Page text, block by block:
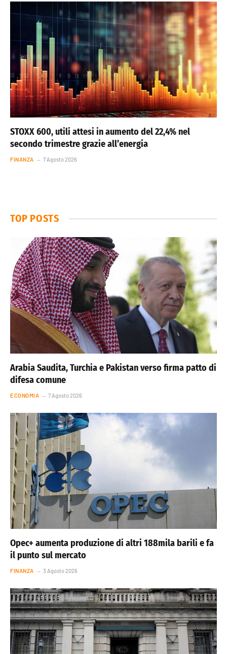
STOXX 600, utili attesi in aumento del 22,4% nel
secondo trimestre grazie all’energia
FINANZA 7 Agosto 2026
TOP POSTS
Arabia Saudita, Turchia e Pakistan verso firma patto di
difesa comune
ECONOMIA 7 Agosto 2026
Opec+ aumenta produzione di altri 188mila barili e fa
il punto sul mercato
FINANZA 3 Agosto 2026